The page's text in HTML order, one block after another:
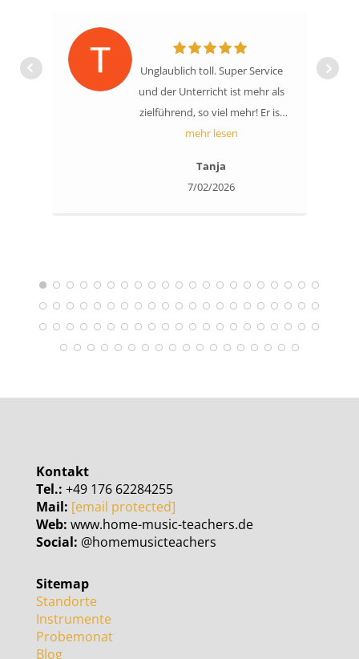
einmal ist ist geduldig.Ich kann
den Unterricht nur weiter
empfehlen.
Unglaublich toll. Super Service
und der Unterricht ist mehr als
zielführend, so viel mehr! Er ist
bereichernd und umfassend.
Atmen, sprechen, Haltung. Es
hilft mir in vielerlei Hinsicht. Ich
Tanja Ella Sollwedel und bin als
ella_soll und ella.official.2026 als
wahre Person aus Münster auf
Instagram.
mehr lesen
Tanja
7/02/2026
Kontakt
Tel.: +49 176 62284255
Mail: [email protected]
Web: www.home-music-teachers.de
Social: @homemusicteachers
Sitemap
Standorte
Instrumente
Probemonat
Blog